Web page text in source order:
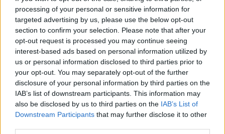
processing of your personal or sensitive information for
targeted advertising by us, please use the below opt-out
section to confirm your selection. Please note that after your
opt-out request is processed you may continue seeing
interest-based ads based on personal information utilized by
us or personal information disclosed to third parties prior to
your opt-out. You may separately opt-out of the further
disclosure of your personal information by third parties on the
IAB’s list of downstream participants. This information may
also be disclosed by us to third parties on the IAB’s List of
Downstream Participants that may further disclose it to other
nuevo destino en laDirección del Centro
universitario de la Guardia Civil.En el
comunicado han señalado que,"mientras se
produce este nombramiento el general Santafé
estará encuadrado administrativamente en el
Ministerio del Interior, en una plaza acorde a su
categoría".
Pos su parte, en la nota de cortesía, Marlaska
agradece el“excelente trabajo”desempeñado
por Santafé como Mando de Operaciones. En
sus intervenciones el ministro ha hecho lo
mismo con el DAO y también ha halagado la